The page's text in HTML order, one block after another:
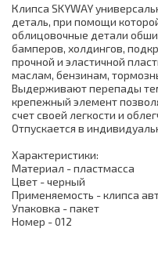
Клипса SKYWAY
деталь, при помощи
облицовочные детали
бамперов, холдингов,
прочной и эластичной
маслам, бензинам,
Выдерживают перепады
крепежный элемент
счет своей легкости и
Отпускается в
Характеристики:
Материал - пластмасса
Цвет - черный
Применяемость - клипса
Упаковка - пакет
Номер - 012